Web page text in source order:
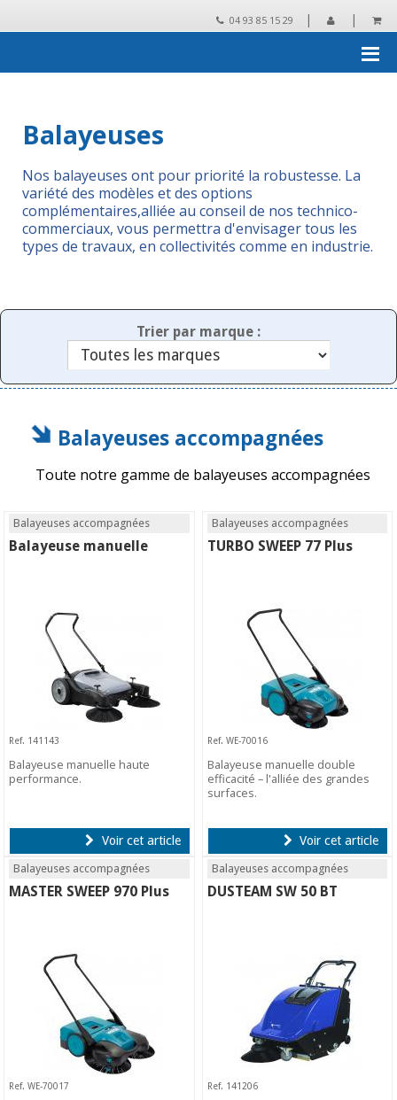
04 93 85 15 29 | |
Balayeuses
Nos balayeuses ont pour priorité la robustesse. La
variété des modèles et des options
complémentaires,alliée au conseil de nos technico-
commerciaux, vous permettra d'envisager tous les
types de travaux, en collectivités comme en industrie.
Trier par marque :
Balayeuses accompagnées
Toute notre gamme de balayeuses accompagnées
Balayeuses accompagnées
Balayeuse manuelle
Ref. 141143
Balayeuse manuelle haute
performance.
Voir cet article
Balayeuses accompagnées
TURBO SWEEP 77 Plus
Ref. WE-70016
Balayeuse manuelle double
efficacité – l'alliée des grandes
surfaces.
Voir cet article
Balayeuses accompagnées
MASTER SWEEP 970 Plus
Ref. WE-70017
Balayeuses accompagnées
DUSTEAM SW 50 BT
Ref. 141206